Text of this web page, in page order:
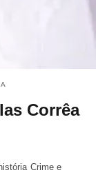
Corrêa
Crime e